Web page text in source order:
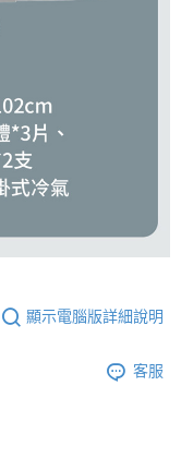
顯示電腦版詳細說明
客服